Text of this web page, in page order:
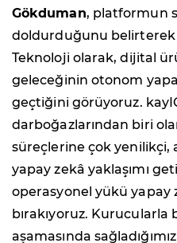
Gökduman, platformun
doldurduğunu belirterek
Teknoloji olarak, dijital
geleceğinin otonom
geçtiğini görüyoruz.
darboğazlarından biri
süreçlerine çok yenilikçi,
yapay zekâ yaklaşımı
operasyonel yükü yapay
bırakıyoruz.
aşamasında